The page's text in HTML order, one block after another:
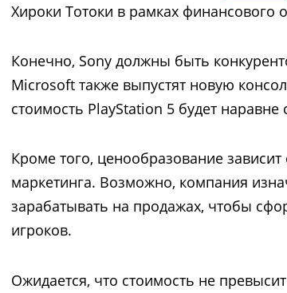
Хироки Тотоки в рамках финансового
Конечно, Sony должны быть
Microsoft также выпустят новую
стоимость PlayStation 5 будет наравне
Кроме того, ценообразование
маркетинга. Возможно, компания
зарабатывать на продажах, чтобы
игроков.
Ожидается, что стоимость не